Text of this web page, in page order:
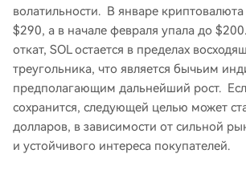
волатильности. В январе
$290, а в начале февраля упала до
откат, SOL остается в пределах
треугольника, что является бычьим
предполагающим дальнейший рост.
сохранится, следующей целью может
долларов, в зависимости от сильной
и устойчивого интереса покупателей.